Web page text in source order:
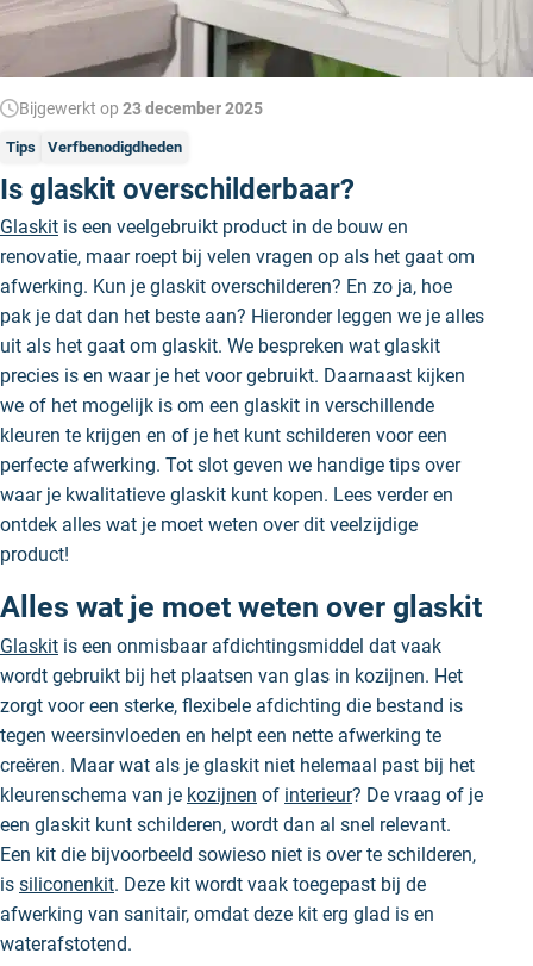
Bijgewerkt op 23 december 2025
Tips Verfbenodigdheden
Is glaskit overschilderbaar?
Glaskit is een veelgebruikt product in de bouw en
renovatie, maar roept bij velen vragen op als het gaat om
afwerking. Kun je glaskit overschilderen? En zo ja, hoe
pak je dat dan het beste aan? Hieronder leggen we je alles
uit als het gaat om glaskit. We bespreken wat glaskit
precies is en waar je het voor gebruikt. Daarnaast kijken
we of het mogelijk is om een glaskit in verschillende
kleuren te krijgen en of je het kunt schilderen voor een
perfecte afwerking. Tot slot geven we handige tips over
waar je kwalitatieve glaskit kunt kopen. Lees verder en
ontdek alles wat je moet weten over dit veelzijdige
product!
Alles wat je moet weten over glaskit
Glaskit is een onmisbaar afdichtingsmiddel dat vaak
wordt gebruikt bij het plaatsen van glas in kozijnen. Het
zorgt voor een sterke, flexibele afdichting die bestand is
tegen weersinvloeden en helpt een nette afwerking te
creëren. Maar wat als je glaskit niet helemaal past bij het
kleurenschema van je kozijnen of interieur? De vraag of je
een glaskit kunt schilderen, wordt dan al snel relevant.
Een kit die bijvoorbeeld sowieso niet is over te schilderen,
is siliconenkit. Deze kit wordt vaak toegepast bij de
afwerking van sanitair, omdat deze kit erg glad is en
waterafstotend.